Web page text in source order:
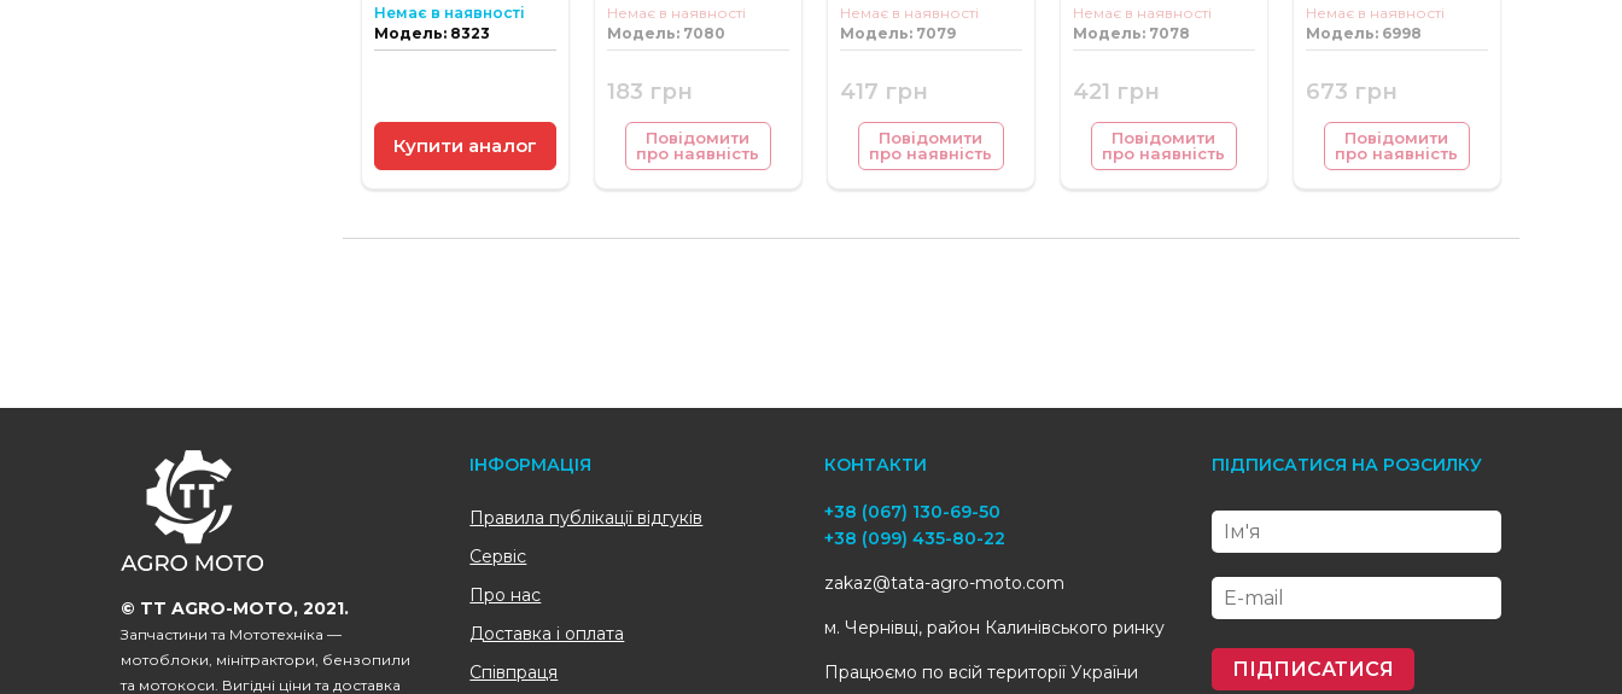
Немає в наявності
Модель: 8323
Купити аналог
Немає в наявності
Модель: 7080
183 грн
Повідомити
про наявність
Немає в наявності
Модель: 7079
417 грн
Повідомити
про наявність
Немає в наявності
Модель: 7078
421 грн
Повідомити
про наявність
Немає в наявності
Модель: 6998
673 грн
Повідомити
про наявність
© TT AGRO-MOTO, 2021.
Запчастини та Мототехніка —
мотоблоки, мінітрактори, бензопили
та мотокоси. Вигідні ціни та доставка
ПІДПИСАТИСЯ НА РОЗСИЛКУ
ПІДПИСАТИСЯ
ІНФОРМАЦІЯ
Правила публікації відгуків
Сервіс
Про нас
Доставка і оплата
Співпраця
КОНТАКТИ
+38 (067) 130-69-50
+38 (099) 435-80-22
zakaz@tata-agro-moto.com
м. Чернівці, район Калинівського ринку
Працюємо по всій території України